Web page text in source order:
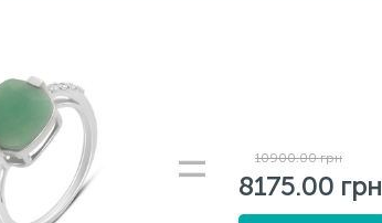
10900.00 грн
8175.00 грн